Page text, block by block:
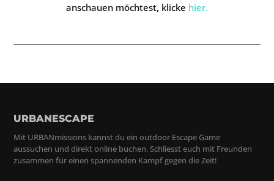
anschauen möchtest, klicke hier.
URBANESCAPE
Mit URBANmissions kannst du ein outdoor Escape Game
aussuchen und direkt online buchen. Schliesst euch mit Freunden
zusammen für einen spannenden Kampf gegen die Zeit!